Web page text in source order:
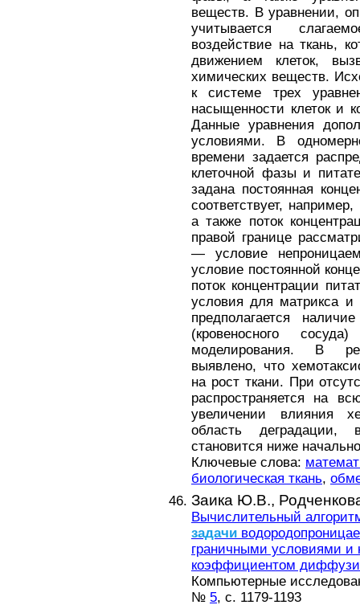
веществ. В уравнении,
учитывается
воздействие на ткань,
движением клеток,
химических веществ.
к системе трех
насыщенности клеток и
Данные уравнения
условиями. В
времени задается
клеточной фазы и
задана постоянная
соответствует,
а также поток
правой границе
— условие
условие постоянной
поток концентрации
условия для матрикса и
предполагается
(кровеносного
моделирования. В
выявлено, что
на рост ткани. При
распространяется на
увеличении влияния
область деградации,
становится ниже
Ключевые слова:
биологическая ткань,
Заика Ю.В.,
Вычислительный
задачи
граничными условиями и
коэффициентом
Компьютерные
№ 5, с. 1179-1193